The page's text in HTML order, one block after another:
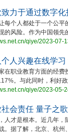
力于通过数字
个人都处于一个公平
的风险。作为中国领先
qiye/2023-07-
个人兴趣在线学
职业教育方面的经费
。与此同时，利好
qiye/2023-05-
会责任 量子之
才是根本。近几年，
。据了解，北京、杭州